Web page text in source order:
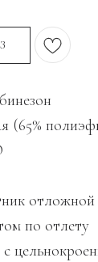
(65%
отложной
по отлету